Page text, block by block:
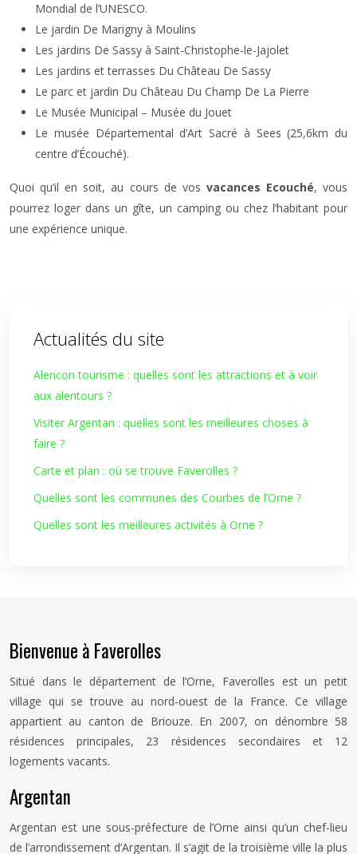
Mondial de l’UNESCO.
Le jardin De Marigny à Moulins
Les jardins De Sassy à Saint-Christophe-le-Jajolet
Les jardins et terrasses Du Château De Sassy
Le parc et jardin Du Château Du Champ De La Pierre
Le Musée Municipal – Musée du Jouet
Le musée Départemental d’Art Sacré à Sees (25,6km du
centre d’Écouché).
Quoi qu’il en soit, au cours de vos vacances Ecouché, vous
pourrez loger dans un gîte, un camping ou chez l’habitant pour
une expérience unique.
Actualités du site
Alencon tourisme : quelles sont les attractions et à voir
aux alentours ?
Visiter Argentan : quelles sont les meilleures choses à
faire ?
Carte et plan : où se trouve Faverolles ?
Quelles sont les communes des Courbes de l’Orne ?
Quelles sont les meilleures activités à Orne ?
Bienvenue à Faverolles
Situé dans le département de l’Orne, Faverolles est un petit
village qui se trouve au nord-ouest de la France. Ce village
appartient au canton de Briouze. En 2007, on dénombre 58
résidences principales, 23 résidences secondaires et 12
logements vacants.
Argentan
Argentan est une sous-préfecture de l’Orne ainsi qu’un chef-lieu
de l’arrondissement d’Argentan. Il s’agit de la troisième ville la plus